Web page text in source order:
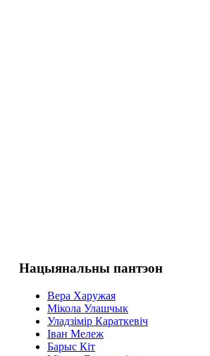
Нацыянальны пантэон
Вера Харужая
Мікола Улашчык
Уладзімір Караткевіч
Іван Мележ
Барыс Кіт